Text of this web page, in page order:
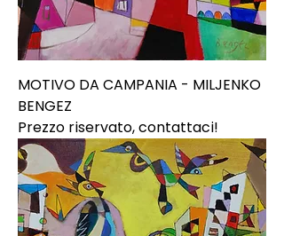
MOTIVO DA CAMPANIA - MILJENKO
BENGEZ
Prezzo riservato, contattaci!